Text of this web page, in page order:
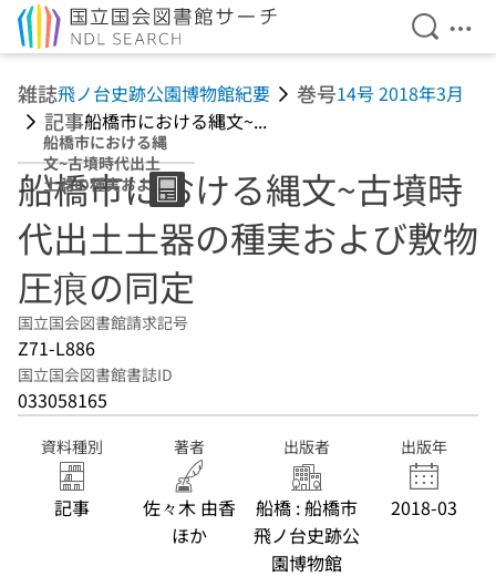
検索を
メ
雑誌飛ノ台史跡公園博物館紀要 巻号14号 2018年3月
記事船橋市における縄文~...
船橋市における縄
文~古墳時代出土
土器の種実および
敷物圧痕の同定
船橋市における縄文~古墳時
代出土土器の種実および敷物
圧痕の同定
国立国会図書館請求記号
Z71-L886
国立国会図書館書誌ID
033058165
資料種別
記事
著者
佐々木 由香
ほか
出版者
船橋 : 船橋市
飛ノ台史跡公
園博物館
出版年
2018-03